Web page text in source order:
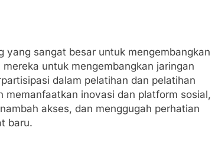
yang sangat besar untuk mengembangkan
untuk mengembangkan jaringan
dalam pelatihan dan pelatihan
memanfaatkan inovasi dan platform sosial,
akses, dan menggugah perhatian
baru.